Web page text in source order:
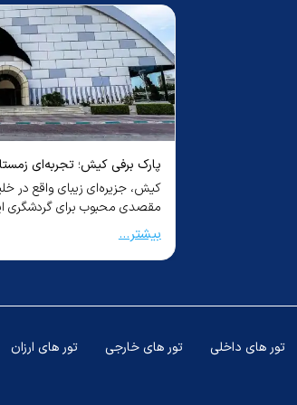
هتل cumbali plaza
هتل dora dolapdere
هتل euro plaza
پارک برفی کیش؛ تجربه‌ای
کیش، جزیره‌ای زیبای واقع در
مقصدی محبوب برای گردشگری
خارجی ش...
بیشتر...
تور های داخلی تور های خارجی تور های ارزان